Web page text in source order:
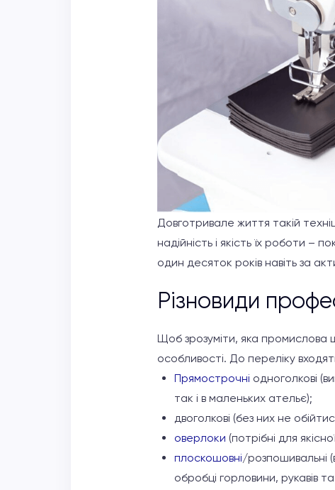
Довготривале життя такій
надійність і якість їх роботи –
один десяток років навіть за
Різновиди
Щоб зрозуміти, яка промислова
особливості. До переліку
Прямострочні одноголкові
так і в маленьких ательє);
двоголкові (без них не
оверлоки (потрібні для
плоскошовні/розпошивальні
обробці горловини, рукавів